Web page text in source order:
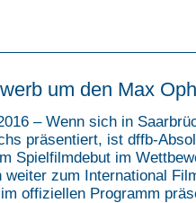
um den Max
– Wenn sich in
präsentiert, ist dffb-
Spielfilmdebut im
weiter zum International
im offiziellen Programm